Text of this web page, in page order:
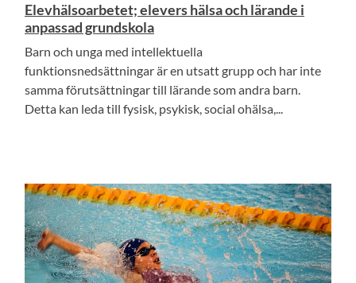
Elevhälsoarbetet; elevers hälsa och lärande i
anpassad grundskola
Barn och unga med intellektuella
funktionsnedsättningar är en utsatt grupp och har inte
samma förutsättningar till lärande som andra barn.
Detta kan leda till fysisk, psykisk, social ohälsa,...